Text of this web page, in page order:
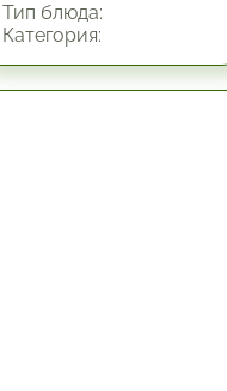
блюда: